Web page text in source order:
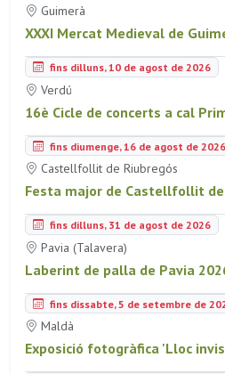
Guimerà
XXXI Mercat Medieval de
fins dilluns, 10 de agost de 2026
Verdú
16è Cicle de concerts a cal
fins diumenge, 16 de agost de 2026
Castellfollit de Riubregós
Festa major de Castellfollit de
fins dilluns, 31 de agost de 2026
Pavia (Talavera)
Laberint de palla de Pavia
fins dissabte, 5 de setembre de
Maldà
Exposició fotogràfica 'Lloc